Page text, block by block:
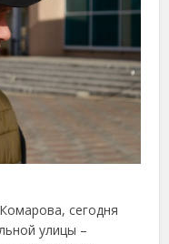
сегодня
улицы –